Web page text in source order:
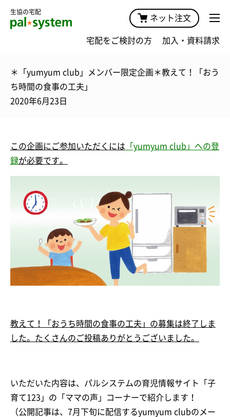
生協の宅配
ネット注文
宅配をご検討の方 加入・資料請求
＊「yumyum club」メンバー限定企画＊教えて！「おう
ち時間の食事の工夫」
2020年6月23日
この企画にご参加いただくには 「yumyum club」への登
録が必要です。
教えて！「おうち時間の食事の工夫」の募集は終了しま
した。たくさんのご投稿ありがとうございました。
いただいた内容は、パルシステムの育児情報サイト「子
育て123」の「ママの声」コーナーで紹介します！
（公開記事は、7月下旬に配信するyumyum clubのメー